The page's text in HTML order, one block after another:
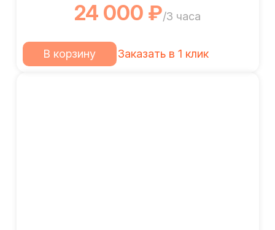
24 000 ₽/3 часа
В корзину Заказать в 1 клик